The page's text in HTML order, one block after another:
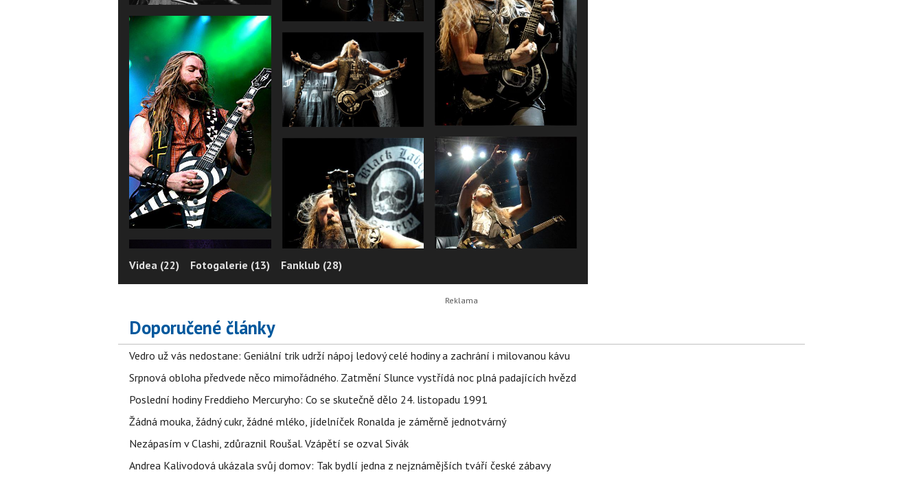
Videa (22) Fotogalerie (13) Fanklub (28)
Doporučené články
Vedro už vás nedostane: Geniální trik udrží nápoj ledový celé hodiny a zachrání i milovanou kávu
Srpnová obloha předvede něco mimořádného. Zatmění Slunce vystřídá noc plná padajících hvězd
Poslední hodiny Freddieho Mercuryho: Co se skutečně dělo 24. listopadu 1991
Žádná mouka, žádný cukr, žádné mléko, jídelníček Ronalda je záměrně jednotvárný
Nezápasím v Clashi, zdůraznil Roušal. Vzápětí se ozval Sivák
Andrea Kalivodová ukázala svůj domov: Tak bydlí jedna z nejznámějších tváří české zábavy